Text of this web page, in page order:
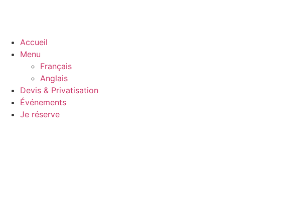
Accueil
Menu
Français
Anglais
Devis & Privatisation
Événements
Je réserve